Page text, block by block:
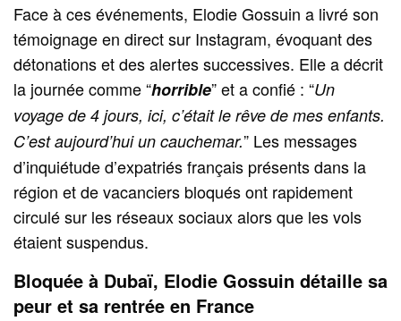
Face à ces événements, Elodie Gossuin a livré son
témoignage en direct sur Instagram, évoquant des
détonations et des alertes successives. Elle a décrit
la journée comme “horrible” et a confié : “Un
voyage de 4 jours, ici, c’était le rêve de mes enfants.
C’est aujourd’hui un cauchemar.” Les messages
d’inquiétude d’expatriés français présents dans la
région et de vacanciers bloqués ont rapidement
circulé sur les réseaux sociaux alors que les vols
étaient suspendus.
Bloquée à Dubaï, Elodie Gossuin détaille sa
peur et sa rentrée en France